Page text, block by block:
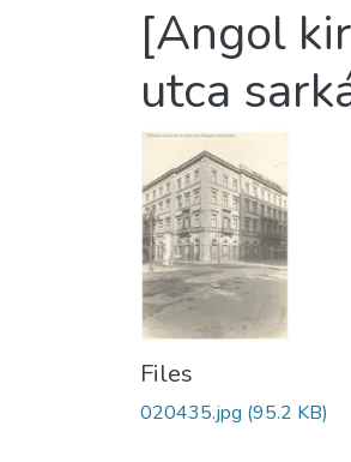
[Angol
utca
Files
020435.jpg (95.2 KB)